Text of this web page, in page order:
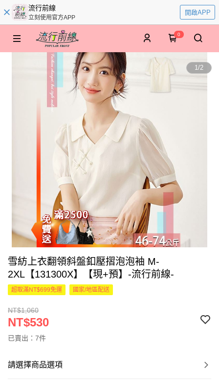
流行前線
立刻使用官方APP
開啟APP
0
1/2
雪紡上衣翻領斜盤釦壓摺泡泡袖 M-
2XL【131300X】【現+預】-流行前線-
超取滿NT$699免運 國家/地區配送
NT$1,060
NT$530
已賣出：7件
請選擇商品選項